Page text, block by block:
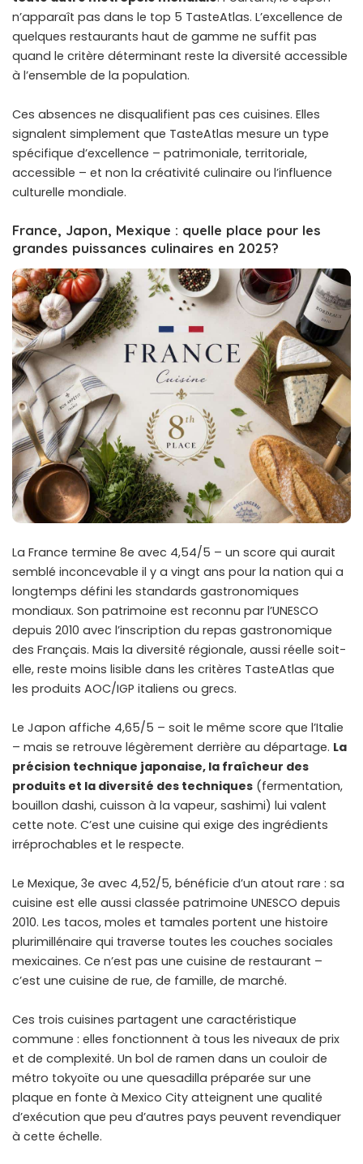
n’apparaît pas dans le top 5 TasteAtlas. L’excellence de
quelques restaurants haut de gamme ne suffit pas
quand le critère déterminant reste la diversité accessible
à l’ensemble de la population.
Ces absences ne disqualifient pas ces cuisines. Elles
signalent simplement que TasteAtlas mesure un type
spécifique d’excellence – patrimoniale, territoriale,
accessible – et non la créativité culinaire ou l’influence
culturelle mondiale.
France, Japon, Mexique : quelle place pour les
grandes puissances culinaires en 2025?
La France termine 8e avec 4,54/5 – un score qui aurait
semblé inconcevable il y a vingt ans pour la nation qui a
longtemps défini les standards gastronomiques
mondiaux. Son patrimoine est reconnu par l’UNESCO
depuis 2010 avec l’inscription du repas gastronomique
des Français. Mais la diversité régionale, aussi réelle soit-
elle, reste moins lisible dans les critères TasteAtlas que
les produits AOC/IGP italiens ou grecs.
Le Japon affiche 4,65/5 – soit le même score que l’Italie
– mais se retrouve légèrement derrière au départage. La
précision technique japonaise, la fraîcheur des
produits et la diversité des techniques (fermentation,
bouillon dashi, cuisson à la vapeur, sashimi) lui valent
cette note. C’est une cuisine qui exige des ingrédients
irréprochables et le respecte.
Le Mexique, 3e avec 4,52/5, bénéficie d’un atout rare : sa
cuisine est elle aussi classée patrimoine UNESCO depuis
2010. Les tacos, moles et tamales portent une histoire
plurimillénaire qui traverse toutes les couches sociales
mexicaines. Ce n’est pas une cuisine de restaurant –
c’est une cuisine de rue, de famille, de marché.
Ces trois cuisines partagent une caractéristique
commune : elles fonctionnent à tous les niveaux de prix
et de complexité. Un bol de ramen dans un couloir de
métro tokyoïte ou une quesadilla préparée sur une
plaque en fonte à Mexico City atteignent une qualité
d’exécution que peu d’autres pays peuvent revendiquer
à cette échelle.